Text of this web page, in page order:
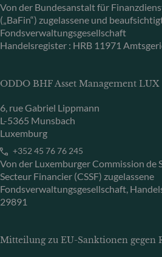
Von der Bundesanstalt für
(„BaFin“) zugelassene und
Fondsverwaltungsgesellschaft
Handelsregister : HRB 11971
ODDO BHF Asset Management LUX
6, rue Gabriel Lippmann
L-5365 Munsbach
Luxemburg
+352 45 76 76 245
Von der Luxemburger Commission de
Secteur Financier (CSSF) zugelassene
Fondsverwaltungsgesellschaft,
29891
Mitteilung zu EU-Sanktionen gegen